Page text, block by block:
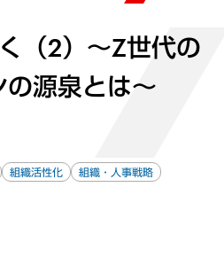
（2）～Z世代の
源泉とは～
組織活性化
組織・人事戦略